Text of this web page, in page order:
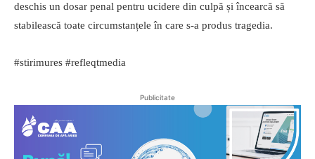
deschis un dosar penal pentru ucidere din culpă și încearcă să
stabilească toate circumstanțele în care s-a produs tragedia.
#stirimures #refleqtmedia
Publicitate